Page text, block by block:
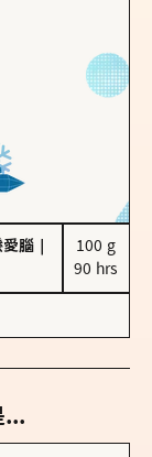
愛腦
100 g
90 hrs
...